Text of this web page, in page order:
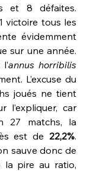
et 8 défaites.
victoire tous les
évidemment
sur une année.
annus horribilis
L’excuse du
joués ne tient
l’expliquer, car
27 matchs, la
est de 22,2%.
sauve donc de
la pire au ratio,